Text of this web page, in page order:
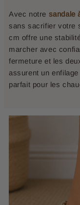
Avec notre sandale
sans sacrifier votre
cm offre une
marcher avec
fermeture et les
assurent un
parfait pour les